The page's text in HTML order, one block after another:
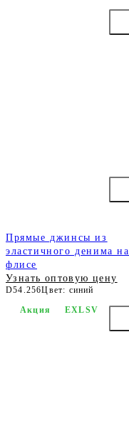
Прямые джинсы из
эластичного денима на
флисе
Узнать оптовую цену
D54.256Цвет: синий
Акция EXLSV